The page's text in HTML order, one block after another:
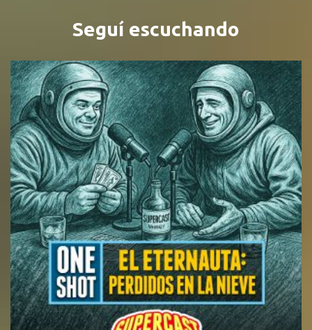
Seguí escuchando